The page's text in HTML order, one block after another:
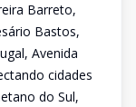
Barreto,
Bastos,
Avenida
cidades
do Sul,